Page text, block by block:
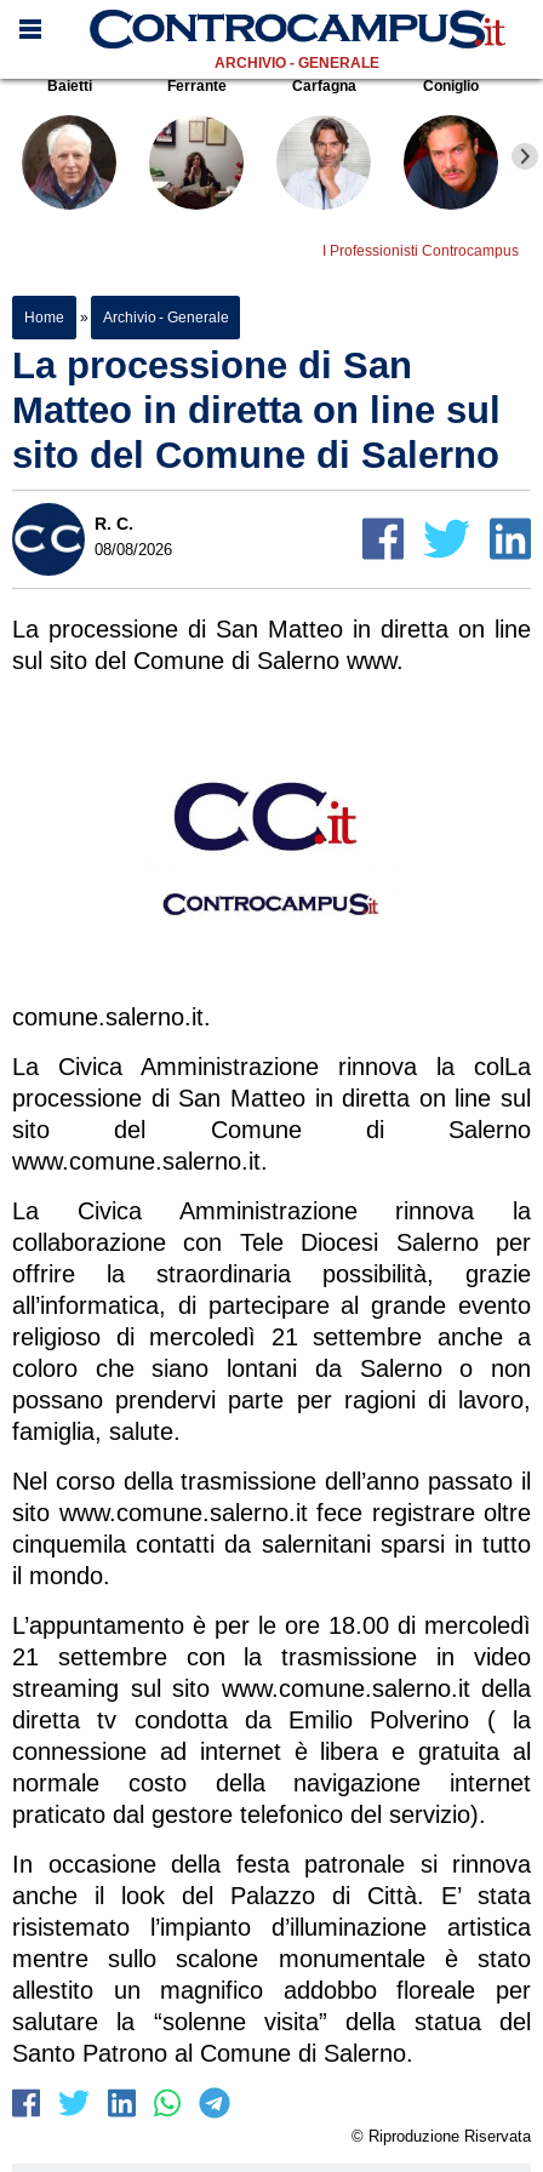
ARCHIVIO - GENERALE
Baietti
Ferrante Carfagna Coniglio
I Professionisti Controcampus
Home » Archivio - Generale
La processione di San
Matteo in diretta on line sul
sito del Comune di Salerno
R. C.
08/08/2026
La processione di San Matteo in diretta on line
sul sito del Comune di Salerno www.
comune.salerno.it.
La Civica Amministrazione rinnova la colLa
processione di San Matteo in diretta on line sul
sito del Comune di Salerno
www.comune.salerno.it.
La Civica Amministrazione rinnova la
collaborazione con Tele Diocesi Salerno per
offrire la straordinaria possibilità, grazie
all’informatica, di partecipare al grande evento
religioso di mercoledì 21 settembre anche a
coloro che siano lontani da Salerno o non
possano prendervi parte per ragioni di lavoro,
famiglia, salute.
Nel corso della trasmissione dell’anno passato il
sito www.comune.salerno.it fece registrare oltre
cinquemila contatti da salernitani sparsi in tutto
il mondo.
L’appuntamento è per le ore 18.00 di mercoledì
21 settembre con la trasmissione in video
streaming sul sito www.comune.salerno.it della
diretta tv condotta da Emilio Polverino ( la
connessione ad internet è libera e gratuita al
normale costo della navigazione internet
praticato dal gestore telefonico del servizio).
In occasione della festa patronale si rinnova
anche il look del Palazzo di Città. E’ stata
risistemato l’impianto d’illuminazione artistica
mentre sullo scalone monumentale è stato
allestito un magnifico addobbo floreale per
salutare la “solenne visita” della statua del
Santo Patrono al Comune di Salerno.
© Riproduzione Riservata